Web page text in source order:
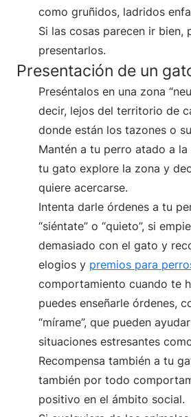
como gruñidos, ladridos
Si las cosas parecen ir bien,
presentarlos.
Presentación de un
Preséntalos en una zona
decir, lejos del territorio de
donde están los tazones o
Mantén a tu perro atado a
tu gato explore la zona y
quiere acercarse.
Intenta darle órdenes a tu
“siéntate” o “quieto”, si
demasiado con el gato y
elogios y premios para
comportamiento cuando te
puedes enseñarle órdenes,
“mírame”, que pueden
situaciones estresantes
Recompensa también a tu
también por todo
positivo en el ámbito social.